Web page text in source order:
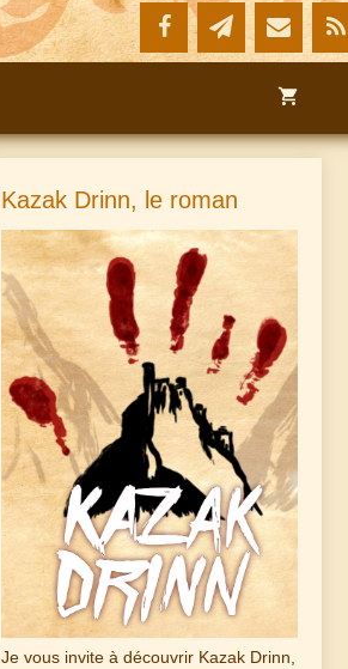
Kazak Drinn, le roman
Je vous invite à découvrir Kazak Drinn,